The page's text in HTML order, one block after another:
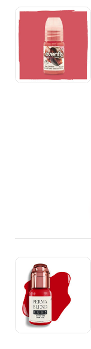
Цена
Количество
Цена
Количество